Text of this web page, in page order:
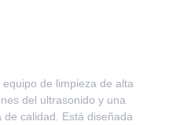
de limpieza de alta
del ultrasonido y una
calidad. Está diseñada